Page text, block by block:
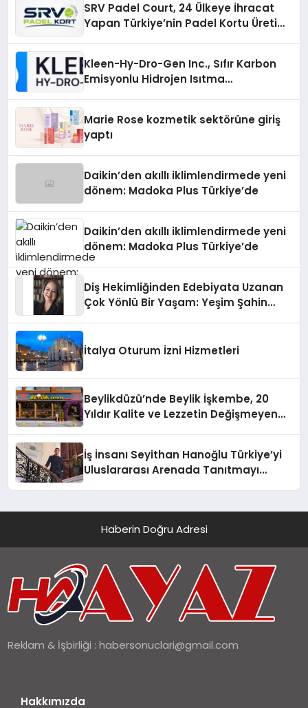
SRV Padel Court, 24 Ülkeye İhracat
Yapan Türkiye’nin Padel Kortu Üretim
Kleen-Hy-Dro-Gen Inc., Sıfır Karbon
Emisyonlu Hidrojen Isıtma
Marie Rose kozmetik sektörüne giriş
yaptı
Daikin’den akıllı iklimlendirmede yeni
dönem: Madoka Plus Türkiye’de
Daikin’den akıllı iklimlendirmede yeni
dönem: Madoka Plus Türkiye’de
Diş Hekimliğinden Edebiyata Uzanan
Çok Yönlü Bir Yaşam: Yeşim Şahin
İtalya Oturum İzni Hizmetleri
Beylikdüzü’nde Beylik İşkembe, 20
Yıldır Kalite ve Lezzetin Değişmeyen
İş İnsanı Seyithan Hanoğlu Türkiye’yi
Uluslararası Arenada Tanıtmayı
Haberin Doğru Adresi
Reklam & İşbirliği :habersonuclari@gmail.com
Hakkımızda